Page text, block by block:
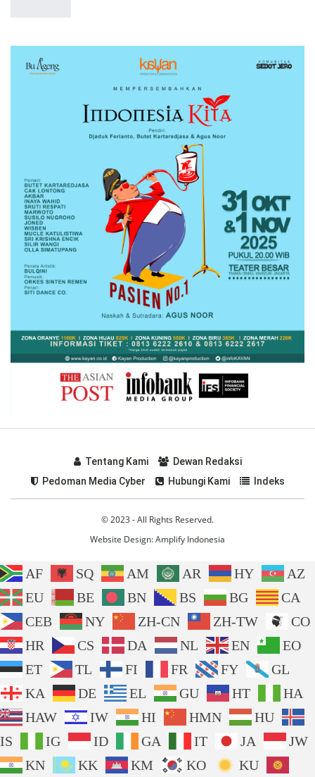
Tentang Kami
Dewan Redaksi
Pedoman Media Cyber
Hubungi Kami Indeks
© 2023 - All Rights Reserved.
Website Design:Amplify Indonesia
AF SQ AM AR HY
AZ
EU
BE BN BS BG
CA
CEB
NY ZH-CN ZH-TW
CO
HR
CS DA NL EN
EO
ET
TL FI FR FY
GL
KA
DE EL GU HT
HA
HAW
IW HI HMN
HU
IS
IG ID GA IT JA
JW
KN
KK KM KO KU